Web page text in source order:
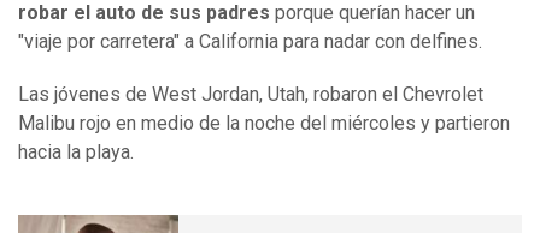
robar el auto de sus padres porque querían hacer un
"viaje por carretera" a California para nadar con delfines.
Las jóvenes de West Jordan, Utah, robaron el Chevrolet
Malibu rojo en medio de la noche del miércoles y partieron
hacia la playa.